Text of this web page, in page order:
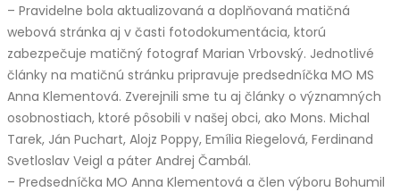
– Pravidelne bola aktualizovaná a doplňovaná matičná
webová stránka aj v časti fotodokumentácia, ktorú
zabezpečuje matičný fotograf Marian Vrbovský. Jednotlivé
články na matičnú stránku pripravuje predsedníčka MO MS
Anna Klementová. Zverejnili sme tu aj články o významných
osobnostiach, ktoré pôsobili v našej obci, ako Mons. Michal
Tarek, Ján Puchart, Alojz Poppy, Emília Riegelová, Ferdinand
Svetloslav Veigl a páter Andrej Čambál.
– Predsedníčka MO Anna Klementová a člen výboru Bohumil